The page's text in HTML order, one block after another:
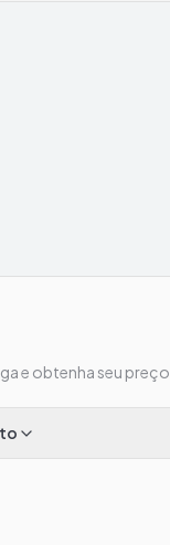
e obtenha seu preço